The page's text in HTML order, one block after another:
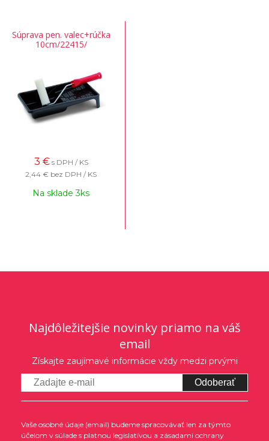
Súprava pen. valec+rúčka
10cm/22415/
3 € s DPH / KS
2,44 € bez DPH / KS
Na sklade 3ks
Najdôležitejšie novinky priamo na váš
email
Získajte zaujímavé informácie vždy medzi prvými
Odoberať
Vaše osobné údaje (email) budeme spracovávať len za týmto
účelom v súlade s platnou legislatívou a zásadami ochrany